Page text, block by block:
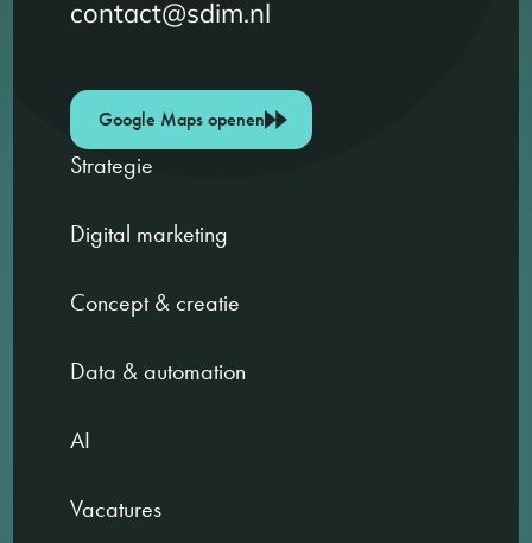
contact@sdim.nl
Google Maps openen
Strategie
Digital marketing
Concept & creatie
Data & automation
AI
Vacatures